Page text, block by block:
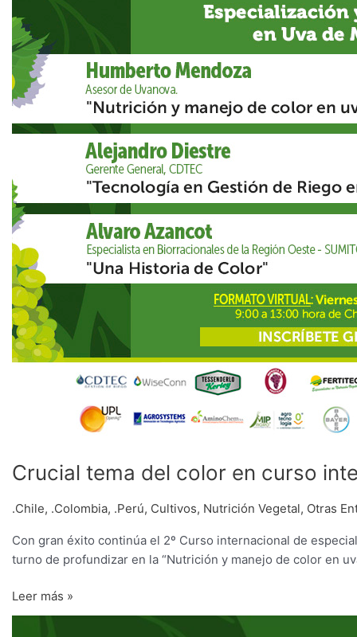
Crucial tema del color en curso
.Chile, .Colombia, .Perú, Cultivos, Nutrición Vegetal, Otras
Con gran éxito continúa el 2º Curso internacional de
turno de profundizar en la “Nutrición y manejo de color en
del
color
en
curso
internacional
uva
de
Leer más »